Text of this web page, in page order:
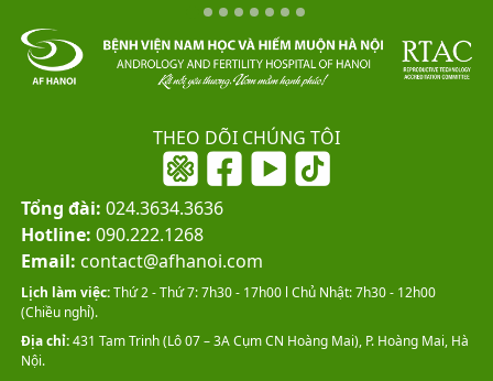
THEO DÕI CHÚNG TÔI
Tổng đài: 024.3634.3636
Hotline: 090.222.1268
Email: contact@afhanoi.com
Lịch làm việc:Thứ 2 - Thứ 7: 7h30 - 17h00 l Chủ Nhật: 7h30 - 12h00
(Chiều nghỉ).
Địa chỉ:431 Tam Trinh (Lô 07 – 3A Cụm CN Hoàng Mai), P. Hoàng Mai, Hà
Nội.